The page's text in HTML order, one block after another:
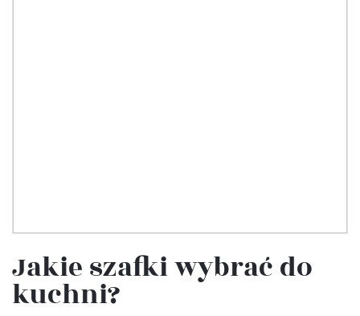
Jakie szafki wybrać do
kuchni?